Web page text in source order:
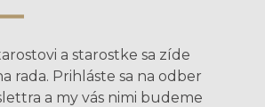
a starostke sa zíde
rada. Prihláste sa na odber
a my vás nimi budeme